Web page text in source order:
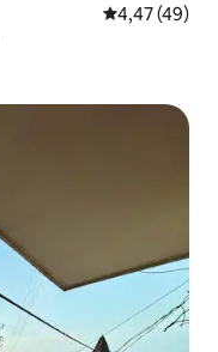
5 üzerinden
4,47 (49)